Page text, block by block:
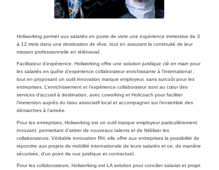
Holiworking permet aux salariés en poste de vivre une expérience immersive de 3
à 12 mois dans une destination de rêve, tout en assurant la continuité de leur
mission professionnelle en télétravail.
Facilitateur d’expérience, Holiworking offre une solution juridique clé en main pour
les salariés en quête d’expérience collaborateur enrichissante à l’international ;
tout en proposant un outil innovation marque employeur, sans surcoût pour les
entreprises. L’enrichissement et l’expérience collaborateur sont au cœur des
services d’accueil à destination, avec coworking et Holicoach pour faciliter
l’immersion auprès du tissu associatif local et accompagner sur l’ensemble des
démarches à l’arrivée.
Pour les entreprises, Holiworking est un outil marque employeur particulièrement
innovant, permettant d’attirer de nouveaux talents et de fidéliser les
collaborateurs. Véritable innovation RH, elle offre aux entreprises la possibilité de
répondre aux projets de mobilité internationale de leurs salariés et ce, de manière
sécurisée, d’un point de vue juridique et contractuel.
Pour les collaborateurs, Holiworking est LA solution pour concilier salariat et projet